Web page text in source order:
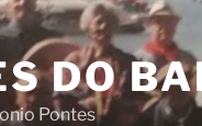
DO
Pontes